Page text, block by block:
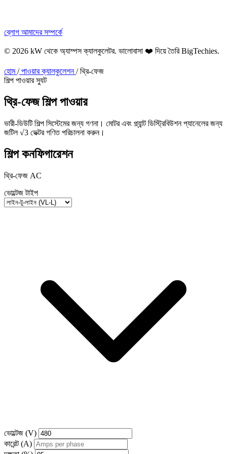
ব্লোগ আমাদের সম্পর্কে
© 2026 kW থেকে অ্যাম্পস ক্যালকুলেটর. ভালোবাসা ❤️ দিয়ে তৈরিBigTechies.
হোম/পাওয়ার ক্যালকুলেশন/থ্রি-ফেজ
শিল্প পাওয়ার স্যুট
থ্রি-ফেজশিল্পপাওয়ার
ভারী-ডিউটি শিল্প সিস্টেমের জন্য গণনা। মোটর এবং প্ল্যান্ট ডিস্ট্রিবিউশন প্যানেলের জন্য
জটিল √3 ভেক্টর গণিত পরিচালনা করুন।
শিল্প কনফিগারেশন
থ্রি-ফেজ AC
ভোল্টেজ টাইপ
ভোল্টেজ (V)
কারেন্ট (A)